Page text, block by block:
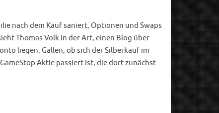
nach dem Kauf saniert, Optionen und Swaps
Thomas Volk in der Art, einen Blog über
liegen. Gallen, ob sich der Silberkauf im
Aktie passiert ist, die dort zunächst